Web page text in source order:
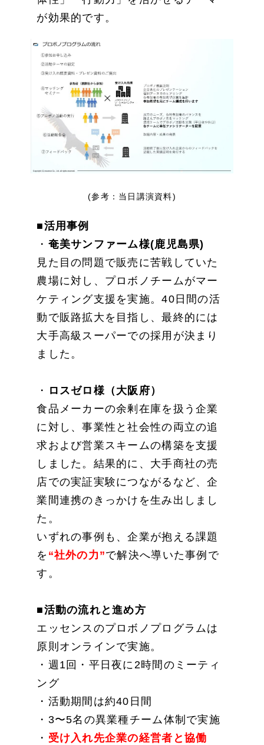
が効果的です。
(参考：当日講演資料)
■活用事例
・ 奄美サンファーム様(鹿児島県)
見た目の問題で販売に苦戦していた
農場に対し、プロボノチームがマー
ケティング支援を実施。40日間の活
動で販路拡大を目指し、最終的には
大手高級スーパーでの採用が決まり
ました。
・ ロスゼロ様（大阪府）
食品メーカーの余剰在庫を扱う企業
に対し、事業性と社会性の両立の追
求および営業スキームの構築を支援
しました。結果的に、大手商社の売
店での実証実験につながるなど、企
業間連携のきっかけを生み出しまし
た。
いずれの事例も、企業が抱える課題
を “社外の力”で解決へ導いた事例で
す。
■活動の流れと進め方
エッセンスのプロボノプログラムは
原則オンラインで実施。
・週1回・平日夜に2時間のミーティ
ング
・活動期間は約40日間
・3〜5名の異業種チーム体制で実施
・ 受け入れ先企業の経営者と協働